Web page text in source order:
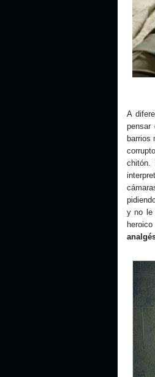
A
pensar
barrios
chitón.
y no le